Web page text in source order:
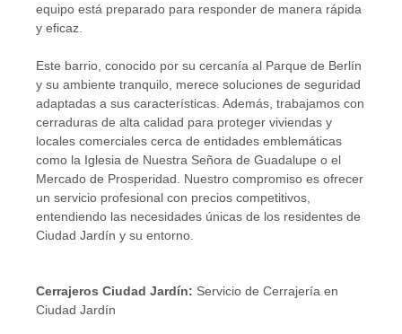
equipo está preparado para responder de manera rápida
y eficaz.
Este barrio, conocido por su cercanía al Parque de Berlín
y su ambiente tranquilo, merece soluciones de seguridad
adaptadas a sus características. Además, trabajamos con
cerraduras de alta calidad para proteger viviendas y
locales comerciales cerca de entidades emblemáticas
como la Iglesia de Nuestra Señora de Guadalupe o el
Mercado de Prosperidad. Nuestro compromiso es ofrecer
un servicio profesional con precios competitivos,
entendiendo las necesidades únicas de los residentes de
Ciudad Jardín y su entorno.
Cerrajeros Ciudad Jardín: Servicio de Cerrajería en
Ciudad Jardín